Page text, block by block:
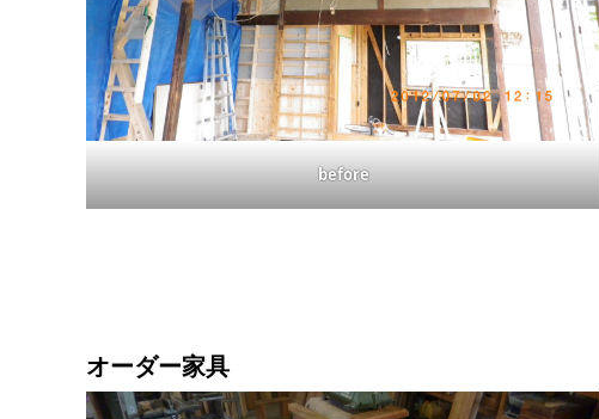
before
オーダー家具